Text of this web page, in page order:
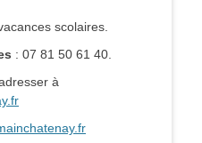
scolaires.
: 07 81 50 61 40.
à